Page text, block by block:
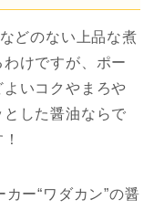
どのない上品な煮
けですが、ポー
いコクやまろや
した醤油ならで
ー“ワダカン”の醤